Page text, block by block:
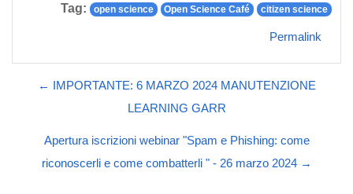
Tag: open science Open Science Café citizen science
Permalink
← IMPORTANTE: 6 MARZO 2024 MANUTENZIONE
LEARNING GARR
Apertura iscrizioni webinar "Spam e Phishing: come
riconoscerli e come combatterli " - 26 marzo 2024 →